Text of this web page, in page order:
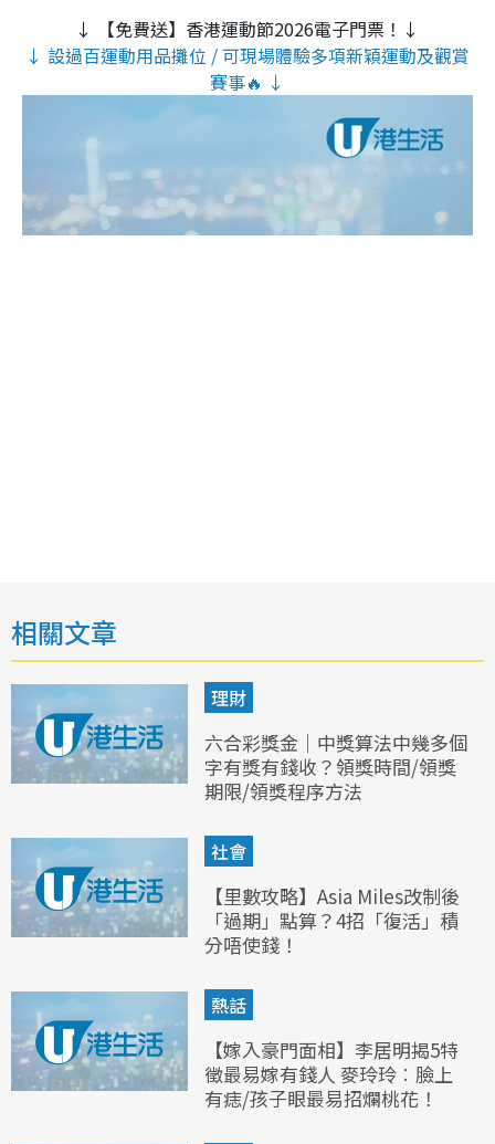
↓ 【免費送】香港運動節2026電子門票！↓
↓ 設過百運動用品攤位 / 可現場體驗多項新穎運動及觀賞
賽事🔥 ↓
相關文章
理財
六合彩獎金｜中獎算法中幾多個
字有獎有錢收？領獎時間/領獎
期限/領獎程序方法
社會
【里數攻略】Asia Miles改制後
「過期」點算？4招「復活」積
分唔使錢！
熱話
【嫁入豪門面相】李居明揭5特
徵最易嫁有錢人 麥玲玲︰臉上
有痣/孩子眼最易招爛桃花！